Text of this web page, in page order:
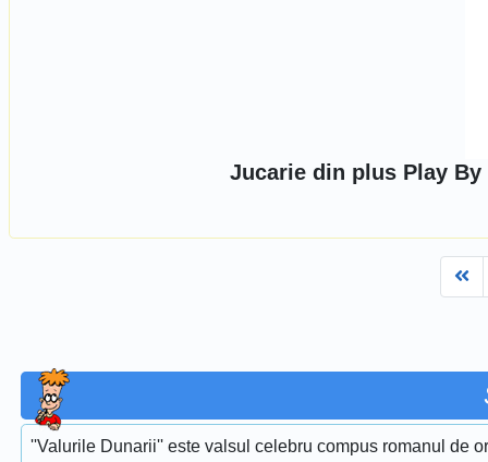
Jucarie din plus Play By
''Valurile Dunarii'' este valsul celebru compus romanul de